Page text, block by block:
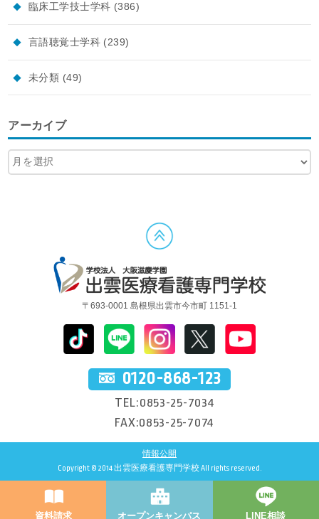
臨床工学技士学科 (386)
言語聴覚士学科 (239)
未分類 (49)
アーカイブ
〒693-0001 島根県出雲市今市町 1151-1
0120-868-123
TEL:0853-25-7034
FAX:0853-25-7074
情報公開
Copyright © 2014 出雲医療看護専門学校 All rights reserved.
資料請求 オープンキャンパス LINE相談